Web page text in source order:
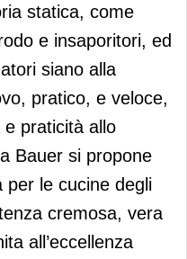
statica, come
e insaporitori, ed
siano alla
pratico, e veloce,
praticità allo
Bauer si propone
per le cucine degli
cremosa, vera
all’eccellenza